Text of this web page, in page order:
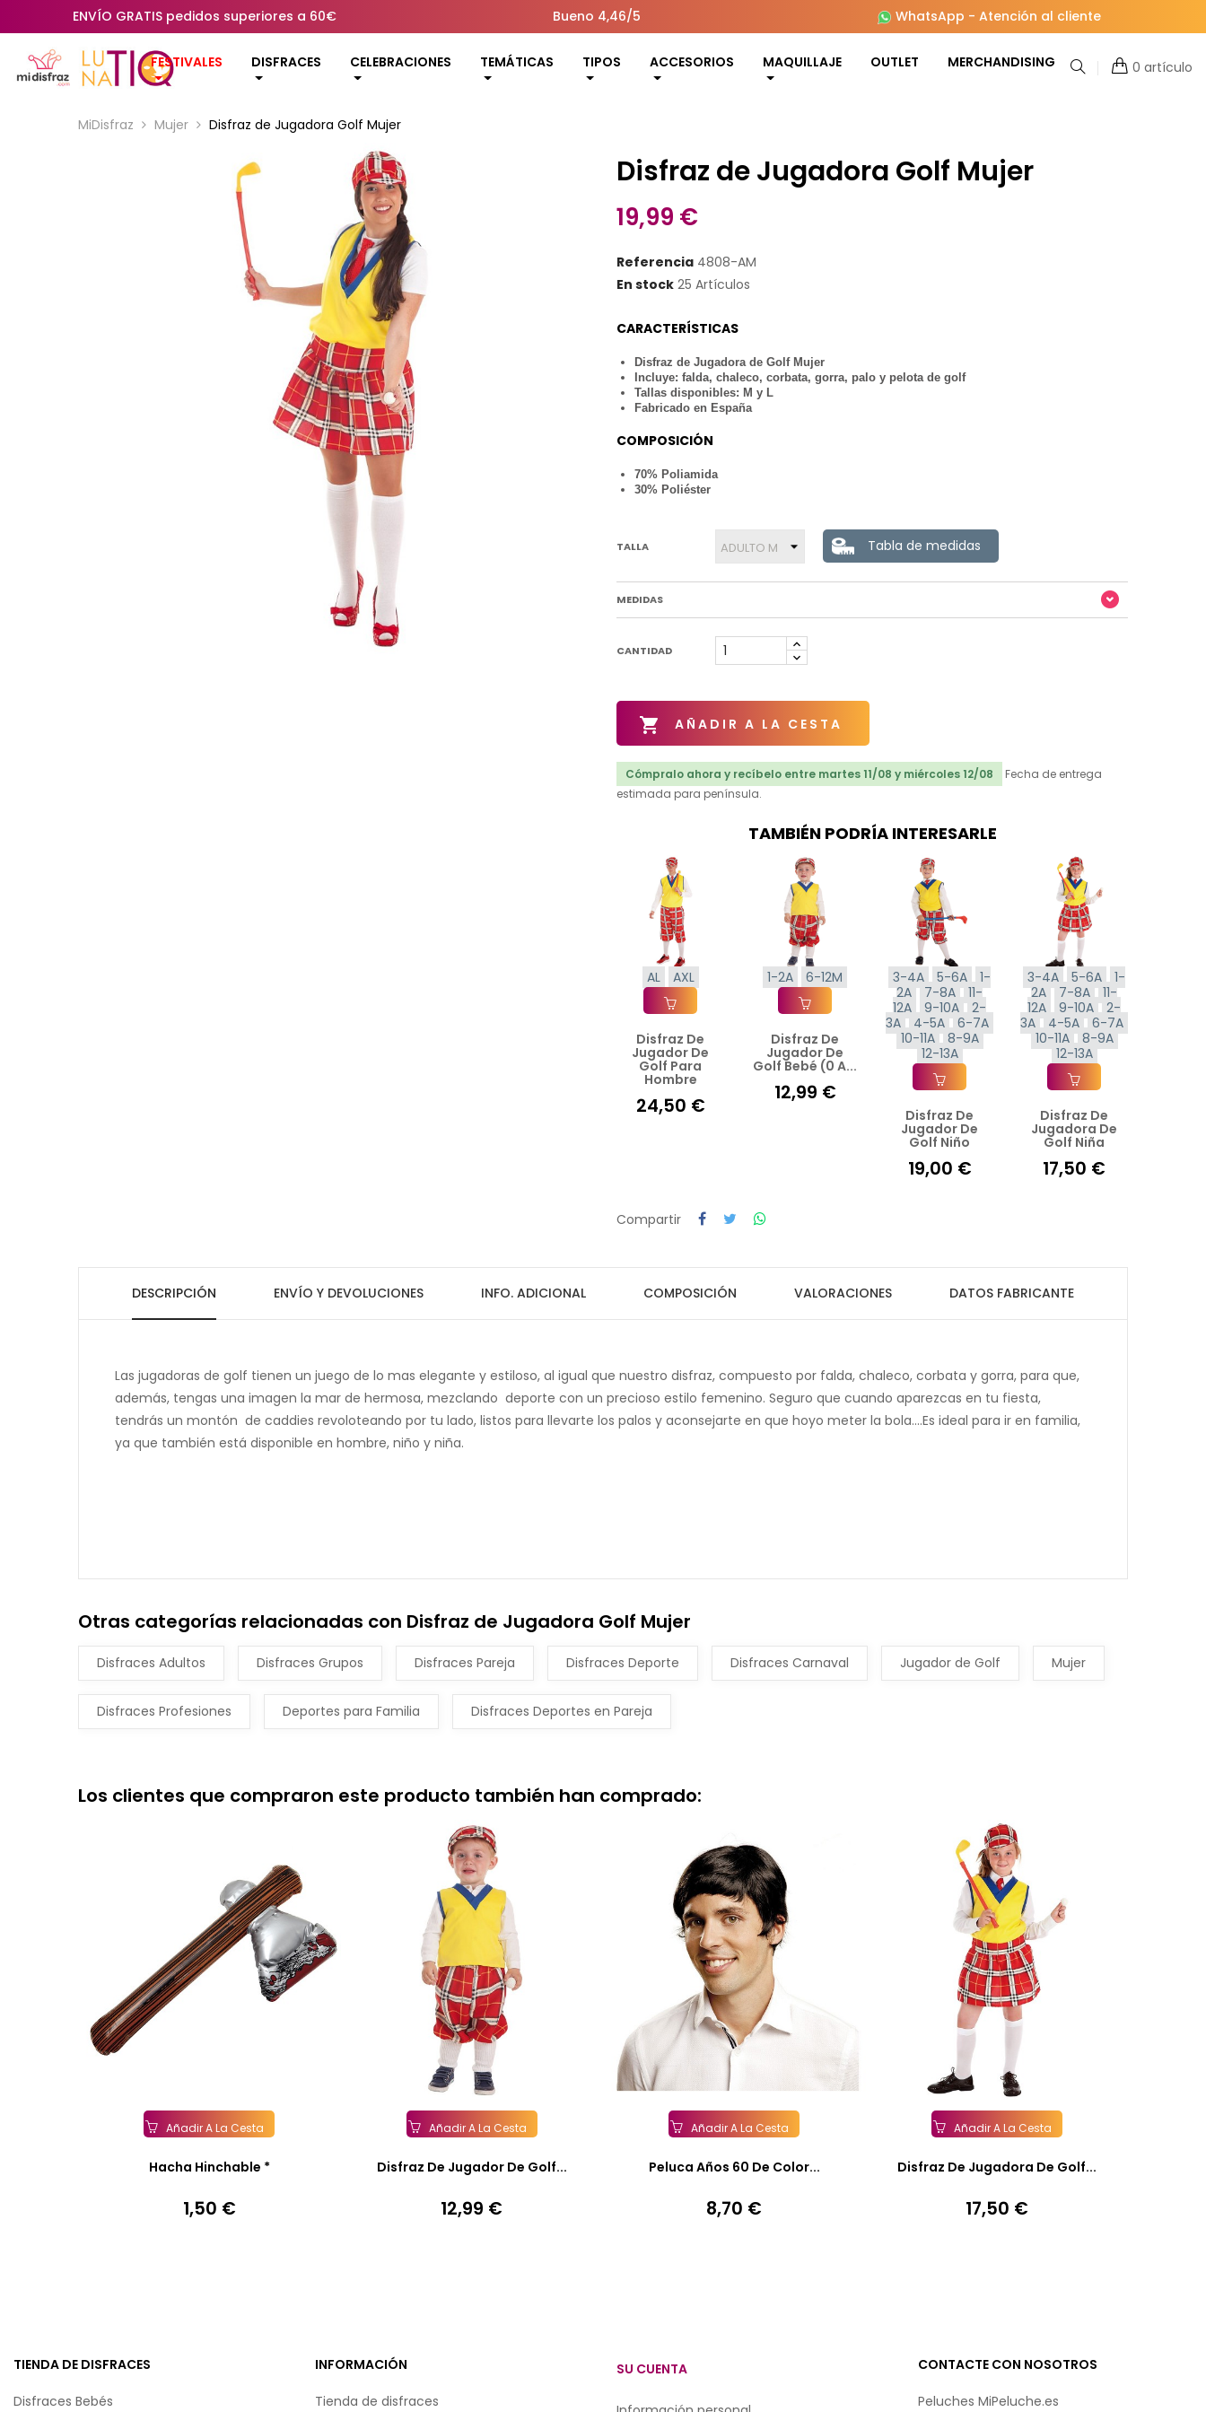
ENVÍO GRATIS pedidos superiores a 60€ Bueno 4,46/5 WhatsApp - Atención al cliente
FESTIVALES DISFRACES CELEBRACIONES TEMÁTICAS TIPOS ACCESORIOS MAQUILLAJE OUTLET MERCHANDISING 0 artículo
MiDisfraz Mujer Disfraz de Jugadora Golf Mujer
Disfraz de Jugadora Golf Mujer
19,99 €
Referencia 4808-AM
En stock 25 Artículos
CARACTERÍSTICAS
Disfraz de Jugadora de Golf Mujer
Incluye: falda, chaleco, corbata, gorra, palo y pelota de golf
Tallas disponibles: M y L
Fabricado en España
COMPOSICIÓN
70% Poliamida
30% Poliéster
TALLA Tabla de medidas
MEDIDAS
CANTIDAD
 AÑADIR A LA CESTA
Cómpralo ahora y recíbelo entre martes 11/08 y miércoles 12/08
Fecha de entrega
estimada para península.
TAMBIÉN PODRÍA INTERESARLE
AL AXL
Añadir A La Cesta
Disfraz De
Jugador De
Golf Para
Hombre
24,50 €
1-2A 6-12M
Añadir A La Cesta
Disfraz De
Jugador De
Golf Bebé (0 A...
12,99 €
3-4A 5-6A
1-
2A
7-8A
11-
12A
9-10A
2-
3A
4-5A
6-7A
10-11A
8-9A
12-13A
Añadir A La Cesta
Disfraz De
Jugador De
Golf Niño
19,00 €
3-4A 5-6A
1-
2A
7-8A
11-
12A
9-10A
2-
3A
4-5A
6-7A
10-11A
8-9A
12-13A
Añadir A La Cesta
Disfraz De
Jugadora De
Golf Niña
17,50 €
Compartir
DESCRIPCIÓN ENVÍO Y DEVOLUCIONES INFO. ADICIONAL COMPOSICIÓN VALORACIONES DATOS FABRICANTE
Las jugadoras de golf tienen un juego de lo mas elegante y estiloso, al igual que nuestro disfraz, compuesto por falda, chaleco, corbata y gorra, para que,
además, tengas una imagen la mar de hermosa, mezclando deporte con un precioso estilo femenino. Seguro que cuando aparezcas en tu fiesta,
tendrás un montón de caddies revoloteando por tu lado, listos para llevarte los palos y aconsejarte en que hoyo meter la bola....Es ideal para ir en familia,
ya que también está disponible en hombre, niño y niña.
Otras categorías relacionadas con Disfraz de Jugadora Golf Mujer
Disfraces Adultos Disfraces Grupos Disfraces Pareja Disfraces Deporte Disfraces Carnaval Jugador de Golf Mujer
Disfraces Profesiones Deportes para Familia Disfraces Deportes en Pareja
Los clientes que compraron este producto también han comprado:
Añadir A La Cesta
Hacha Hinchable *
Precio
1,50 €
Añadir A La Cesta
Disfraz De Jugador De Golf...
Precio
12,99 €
Añadir A La Cesta
Peluca Años 60 De Color...
Precio
8,70 €
Añadir A La Cesta
Disfraz De Jugadora De Golf...
Precio
17,50 €
TIENDA DE DISFRACES
Disfraces Bebés
INFORMACIÓN
Tienda de disfraces
SU CUENTA CONTACTE CON NOSOTROS
Peluches MiPeluche.es